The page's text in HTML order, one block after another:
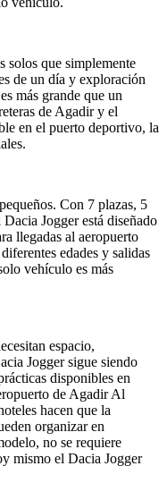
solos que simplemente
de un día y exploración
más grande que un
de Agadir y el
en el puerto deportivo, la
Con 7 plazas, 5
Jogger está diseñado
llegadas al aeropuerto
edades y salidas
vehículo es más
espacio,
Jogger sigue siendo
disponibles en
de Agadir Al
hacen que la
organizar en
no se requiere
mismo el Dacia Jogger